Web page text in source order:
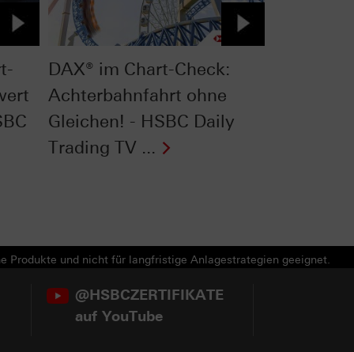
DAX® im Chart-Check:
Achterbahnfahrt ohne
Gleichen! - HSBC Daily
Trading TV ...
Produkte und nicht für langfristige Anlagestrategien geeignet.
@HSBCZERTIFIKATE
auf YouTube